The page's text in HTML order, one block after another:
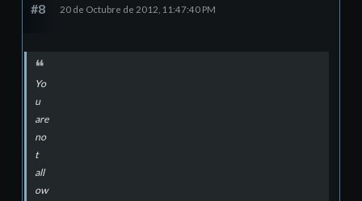
#8 20 de Octubre de 2012, 11:47:40 PM
Yo
u
are
no
t
all
ow